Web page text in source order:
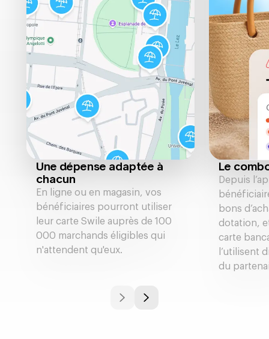
Une dépense adaptée à
chacun
En ligne ou en magasin, vos
bénéficiaires pourront utiliser
leur carte Swile auprès de 100
000 marchands éligibles qui
n'attendent qu'eux.
Le
Depuis
bons
dotation,
carte
l’utilisent
du